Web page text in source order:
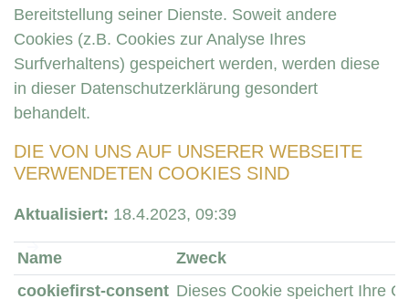
Bereitstellung seiner Dienste. Soweit andere
Cookies (z.B. Cookies zur Analyse Ihres
Surfverhaltens) gespeichert werden, werden diese
in dieser Datenschutzerklärung gesondert
behandelt.
DIE VON UNS AUF UNSERER WEBSEITE
VERWENDETEN COOKIES SIND
Aktualisiert: 18.4.2023, 09:39
Name
Zweck
cookiefirst-consent Dieses Cookie speichert Ihre